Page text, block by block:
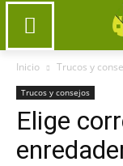
Inicio Trucos y
Trucos y consejos
Elige